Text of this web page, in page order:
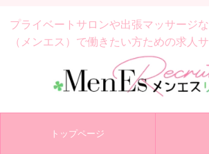
プライベートサロンや出張マッサージ
（メンエス）で働きたい方ための求人サ
トップページ